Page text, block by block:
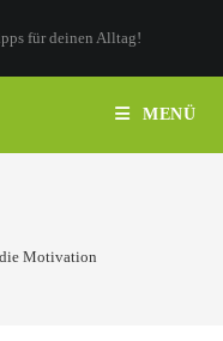
für deinen Alltag!
MENÜ
Motivation